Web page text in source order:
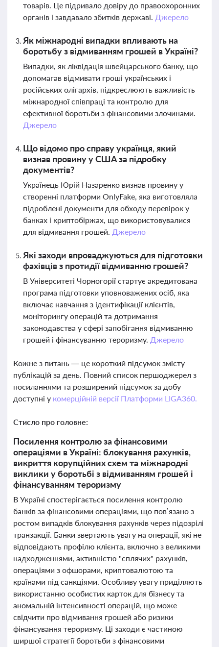
товарів. Це підривало довіру до правоохоронних
органів і завдавало збитків державі. Джерело
Як міжнародні випадки впливають на
боротьбу з відмиванням грошей в Україні?
Випадки, як ліквідація швейцарського банку, що
допомагав відмивати гроші українських і
російських олігархів, підкреслюють важливість
міжнародної співпраці та контролю для
ефективної боротьби з фінансовими злочинами.
Джерело
Що відомо про справу українця, який
визнав провину у США за підробку
документів?
Українець Юрій Назаренко визнав провину у
створенні платформи OnlyFake, яка виготовляла
підроблені документи для обходу перевірок у
банках і криптобіржах, що використовувалися
для відмивання грошей. Джерело
Які заходи впроваджуються для підготовки
фахівців з протидії відмиванню грошей?
В Університеті Чорногорії стартує акредитована
програма підготовки уповноважених осіб, яка
включає навчання з ідентифікації клієнтів,
моніторингу операцій та дотримання
законодавства у сфері запобігання відмиванню
грошей і фінансуванню тероризму. Джерело
Кожне з питань — це короткий підсумок змісту
публікацій за день. Повний список першоджерел з
посиланнями та розширений підсумок за добу
доступні у комерційній версії Платформи LIGA360.
Стисло про головне:
Посилення контролю за фінансовими
операціями в Україні: блокування рахунків,
викриття корупційних схем та міжнародні
виклики у боротьбі з відмиванням грошей і
фінансуванням тероризму
В Україні спостерігається посилення контролю
банків за фінансовими операціями, що пов’язано з
ростом випадків блокування рахунків через підозрілі
транзакції. Банки звертають увагу на операції, які не
відповідають профілю клієнта, включно з великими
надходженнями, активністю "сплячих" рахунків,
операціями з офшорами, криптовалютою та
країнами під санкціями. Особливу увагу приділяють
використанню особистих карток для бізнесу та
аномальній інтенсивності операцій, що може
свідчити про відмивання грошей або ризики
фінансування тероризму. Ці заходи є частиною
ширшої стратегії боротьби з фінансовими